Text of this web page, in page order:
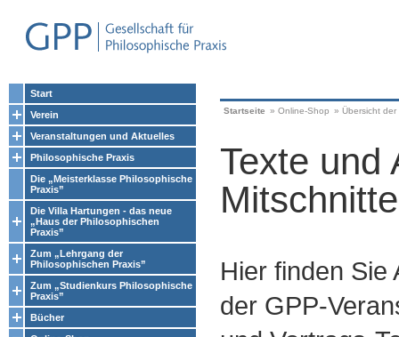
Start
Verein
Veranstaltungen und Aktuelles
Philosophische Praxis
Die „Meisterklasse Philosophische
Praxis”
Die Villa Hartungen - das neue
„Haus der Philosophischen
Praxis”
Zum „Lehrgang der
Philosophischen Praxis”
Zum „Studienkurs Philosophische
Praxis”
Bücher
Startseite » Online-Shop » Übersicht
Texte und
Mitschnitte
Hier finden Sie
der GPP-